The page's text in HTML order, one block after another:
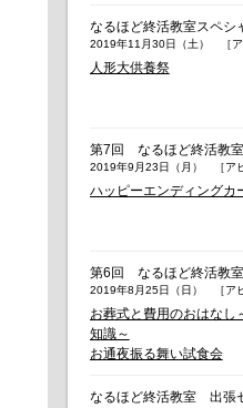
なるほど終活教室スペシ
2019年11月30日（土） ［ア
人形大供養祭
第7回 なるほど終活教室
2019年9月23日（月） ［アビ
ハッピーエンディングカ
第6回 なるほど終活教室
2019年8月25日（日） ［アビ
お葬式と費用のおはなし
知識～
お通夜振る舞い試食会
なるほど終活教室 出